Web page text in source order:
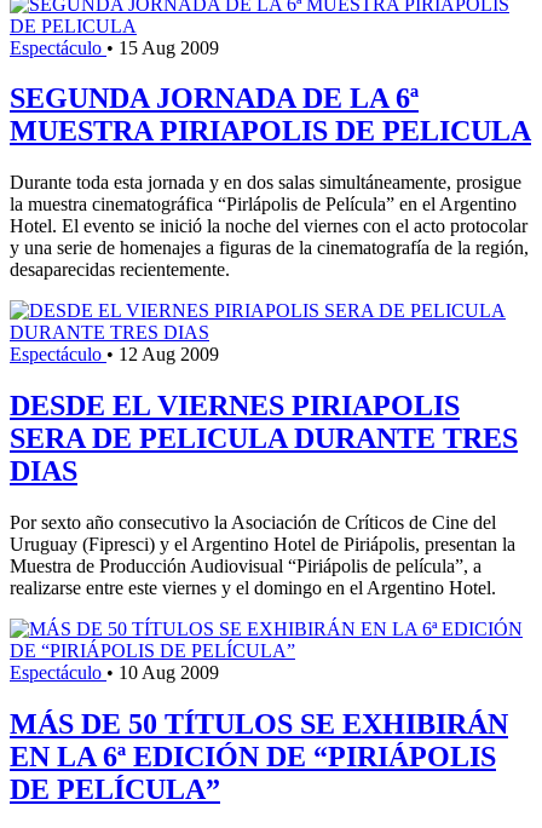
Espectáculo • 15 Aug 2009
SEGUNDA JORNADA DE LA 6ª
MUESTRA PIRIAPOLIS DE PELICULA
Durante toda esta jornada y en dos salas simultáneamente, prosigue
la muestra cinematográfica “Pirlápolis de Película” en el Argentino
Hotel. El evento se inició la noche del viernes con el acto protocolar
y una serie de homenajes a figuras de la cinematografía de la región,
desaparecidas recientemente.
Espectáculo • 12 Aug 2009
DESDE EL VIERNES PIRIAPOLIS
SERA DE PELICULA DURANTE TRES
DIAS
Por sexto año consecutivo la Asociación de Críticos de Cine del
Uruguay (Fipresci) y el Argentino Hotel de Piriápolis, presentan la
Muestra de Producción Audiovisual “Piriápolis de película”, a
realizarse entre este viernes y el domingo en el Argentino Hotel.
Espectáculo • 10 Aug 2009
MÁS DE 50 TÍTULOS SE EXHIBIRÁN
EN LA 6ª EDICIÓN DE “PIRIÁPOLIS
DE PELÍCULA”